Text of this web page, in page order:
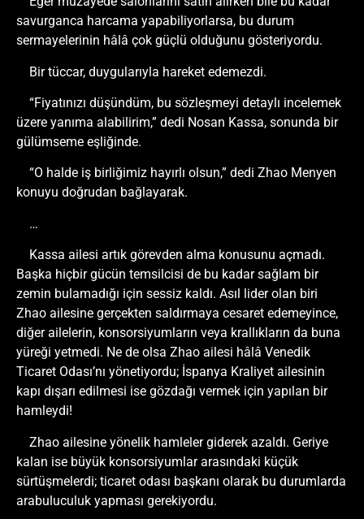
savurganca harcama yapabiliyorlarsa, bu durum
sermayelerinin hâlâ çok güçlü olduğunu gösteriyordu.
Bir tüccar, duygularıyla hareket edemezdi.
“Fiyatınızı düşündüm, bu sözleşmeyi detaylı incelemek
üzere yanıma alabilirim,” dedi Nosan Kassa, sonunda bir
gülümseme eşliğinde.
“O halde iş birliğimiz hayırlı olsun,” dedi Zhao Menyen
konuyu doğrudan bağlayarak.
…
Kassa ailesi artık görevden alma konusunu açmadı.
Başka hiçbir gücün temsilcisi de bu kadar sağlam bir
zemin bulamadığı için sessiz kaldı. Asıl lider olan biri
Zhao ailesine gerçekten saldırmaya cesaret edemeyince,
diğer ailelerin, konsorsiyumların veya krallıkların da buna
yüreği yetmedi. Ne de olsa Zhao ailesi hâlâ Venedik
Ticaret Odası’nı yönetiyordu; İspanya Kraliyet ailesinin
kapı dışarı edilmesi ise gözdağı vermek için yapılan bir
hamleydi!
Zhao ailesine yönelik hamleler giderek azaldı. Geriye
kalan ise büyük konsorsiyumlar arasındaki küçük
sürtüşmelerdi; ticaret odası başkanı olarak bu durumlarda
arabuluculuk yapması gerekiyordu.